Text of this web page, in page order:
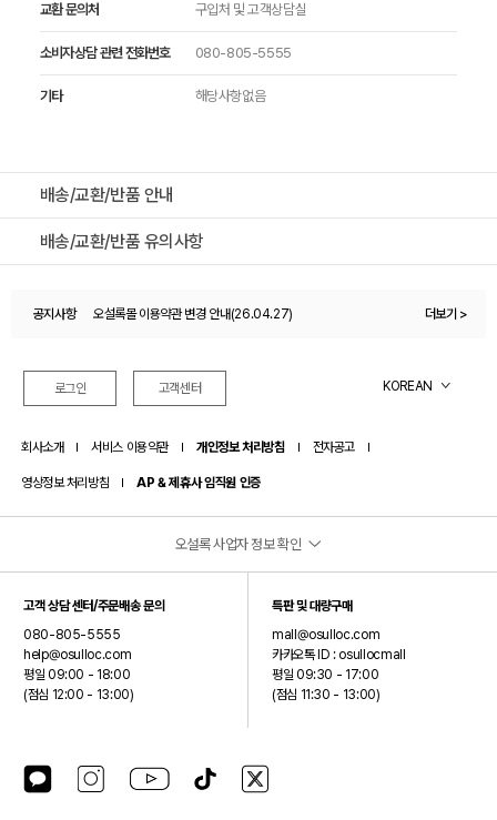
교환 문의처 구입처 및 고객상담실
소비자상담 관련 전화번호 080-805-5555
기타 해당사항없음
배송/교환/반품 안내
배송/교환/반품 유의사항
공지사항
오설록몰 이용약관 변경 안내(26.04.27)
더보기 >
로그인 고객센터 KOREAN
회사소개 서비스 이용약관 개인정보 처리방침 전자공고
영상정보 처리방침 AP & 제휴사 임직원 인증
오설록 사업자 정보 확인
(주)오설록
대표이사: 서혁제
주소: 제주특별자치도 서귀포시 안덕면 신화역사로 15 (오설록 티뮤지엄)
사업자등록번호: 390-87-01499
통신판매업신고번호: 2024-제주안덕-0075
(주)오설록은 오설록 브랜드를 제외한 입점 브랜드에 대해서는 통신판매중개자이며 통신판매의
당사자가 아닙니다.
고객 상담 센터/주문배송 문의
080-805-5555
help@osulloc.com
평일 09:00 - 18:00
(점심 12:00 - 13:00)
특판 및 대량구매
mall@osulloc.com
카카오톡 ID : osullocmall
평일 09:30 - 17:00
(점심 11:30 - 13:00)
카카오톡 플러스친구
인스타그램 유튜브 틱톡 X(구 트위터)